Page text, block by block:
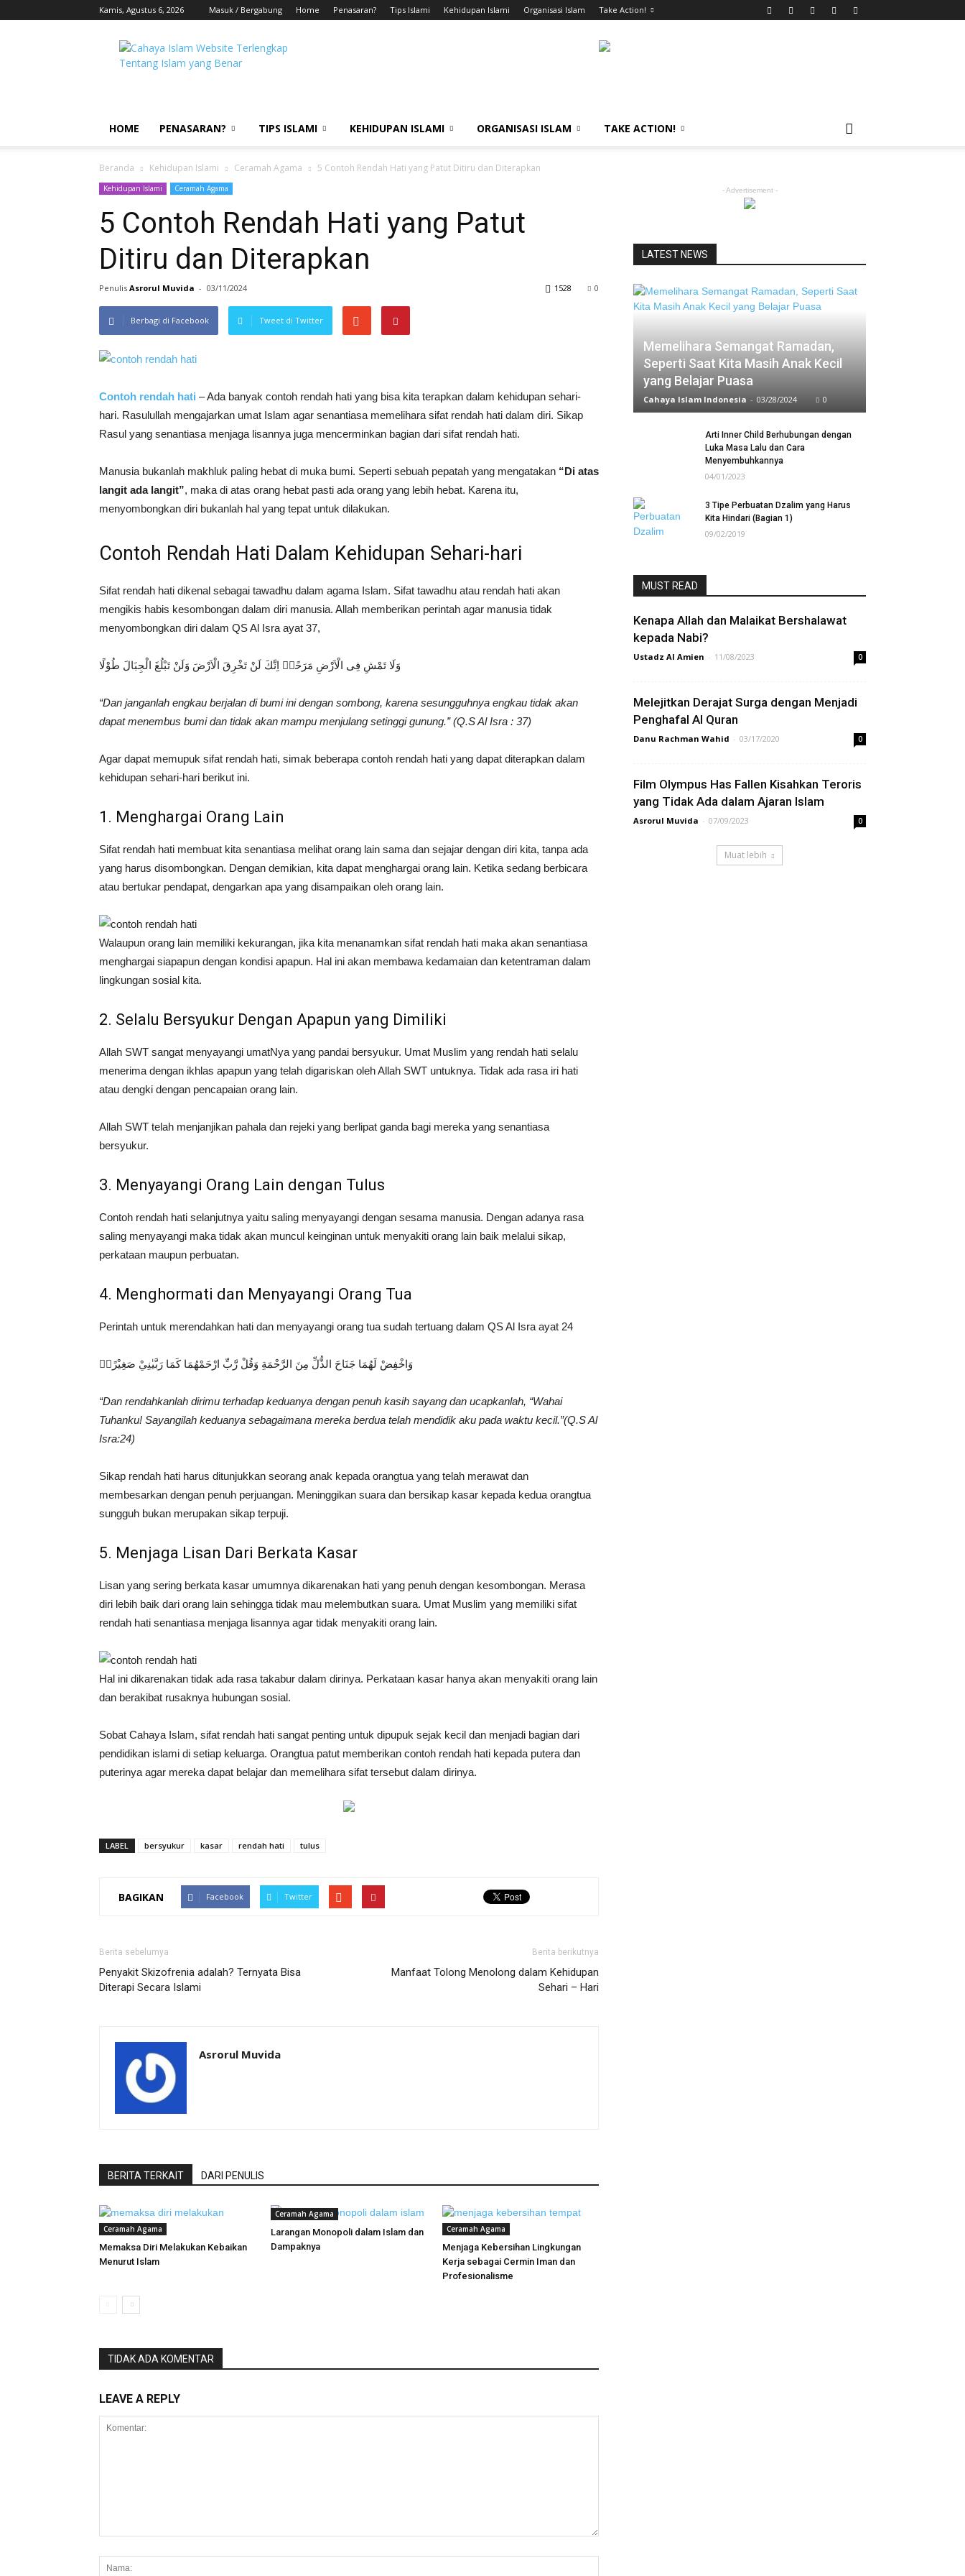
Kamis, Agustus 6, 2026 Masuk / Bergabung Home Penasaran? Tips Islami Kehidupan Islami Organisasi Islam Take Action!
HOME PENASARAN? TIPS ISLAMI KEHIDUPAN ISLAMI ORGANISASI ISLAM TAKE ACTION!
Beranda Kehidupan Islami Ceramah Agama 5 Contoh Rendah Hati yang Patut Ditiru dan Diterapkan
Kehidupan Islami Ceramah Agama
5 Contoh Rendah Hati yang Patut
Ditiru dan Diterapkan
Penulis Asrorul Muvida - 03/11/2024 0
1528
Berbagi di Facebook Tweet di Twitter
Contoh rendah hati – Ada banyak contoh rendah hati yang bisa kita terapkan dalam kehidupan sehari-
hari. Rasulullah mengajarkan umat Islam agar senantiasa memelihara sifat rendah hati dalam diri. Sikap
Rasul yang senantiasa menjaga lisannya juga mencerminkan bagian dari sifat rendah hati.
Manusia bukanlah makhluk paling hebat di muka bumi. Seperti sebuah pepatah yang mengatakan “Di atas
langit ada langit”, maka di atas orang hebat pasti ada orang yang lebih hebat. Karena itu,
menyombongkan diri bukanlah hal yang tepat untuk dilakukan.
Contoh Rendah Hati Dalam Kehidupan Sehari-hari
Sifat rendah hati dikenal sebagai tawadhu dalam agama Islam. Sifat tawadhu atau rendah hati akan
mengikis habis kesombongan dalam diri manusia. Allah memberikan perintah agar manusia tidak
menyombongkan diri dalam QS Al Isra ayat 37,
وَلَا تَمْشِ فِى الْاَرْضِ مَرَحًاۚ اِنَّكَ لَنْ تَخْرِقَ الْاَرْضَ وَلَنْ تَبْلُغَ الْجِبَالَ طُوْلًا
“Dan janganlah engkau berjalan di bumi ini dengan sombong, karena sesungguhnya engkau tidak akan
dapat menembus bumi dan tidak akan mampu menjulang setinggi gunung.” (Q.S Al Isra : 37)
Agar dapat memupuk sifat rendah hati, simak beberapa contoh rendah hati yang dapat diterapkan dalam
kehidupan sehari-hari berikut ini.
1. Menghargai Orang Lain
Sifat rendah hati membuat kita senantiasa melihat orang lain sama dan sejajar dengan diri kita, tanpa ada
yang harus disombongkan. Dengan demikian, kita dapat menghargai orang lain. Ketika sedang berbicara
atau bertukar pendapat, dengarkan apa yang disampaikan oleh orang lain.
Walaupun orang lain memiliki kekurangan, jika kita menanamkan sifat rendah hati maka akan senantiasa
menghargai siapapun dengan kondisi apapun. Hal ini akan membawa kedamaian dan ketentraman dalam
lingkungan sosial kita.
2. Selalu Bersyukur Dengan Apapun yang Dimiliki
Allah SWT sangat menyayangi umatNya yang pandai bersyukur. Umat Muslim yang rendah hati selalu
menerima dengan ikhlas apapun yang telah digariskan oleh Allah SWT untuknya. Tidak ada rasa iri hati
atau dengki dengan pencapaian orang lain.
Allah SWT telah menjanjikan pahala dan rejeki yang berlipat ganda bagi mereka yang senantiasa
bersyukur.
3. Menyayangi Orang Lain dengan Tulus
Contoh rendah hati selanjutnya yaitu saling menyayangi dengan sesama manusia. Dengan adanya rasa
saling menyayangi maka tidak akan muncul keinginan untuk menyakiti orang lain baik melalui sikap,
perkataan maupun perbuatan.
4. Menghormati dan Menyayangi Orang Tua
Perintah untuk merendahkan hati dan menyayangi orang tua sudah tertuang dalam QS Al Isra ayat 24
وَاخْفِضْ لَهُمَا جَنَاحَ الذُّلِّ مِنَ الرَّحْمَةِ وَقُلْ رَّبِّ ارْحَمْهُمَا كَمَا رَبَّيٰنِيْ صَغِيْرًاۗ
“Dan rendahkanlah dirimu terhadap keduanya dengan penuh kasih sayang dan ucapkanlah, “Wahai
Tuhanku! Sayangilah keduanya sebagaimana mereka berdua telah mendidik aku pada waktu kecil.”(Q.S Al
Isra:24)
Sikap rendah hati harus ditunjukkan seorang anak kepada orangtua yang telah merawat dan
membesarkan dengan penuh perjuangan. Meninggikan suara dan bersikap kasar kepada kedua orangtua
sungguh bukan merupakan sikap terpuji.
5. Menjaga Lisan Dari Berkata Kasar
Lisan yang sering berkata kasar umumnya dikarenakan hati yang penuh dengan kesombongan. Merasa
diri lebih baik dari orang lain sehingga tidak mau melembutkan suara. Umat Muslim yang memiliki sifat
rendah hati senantiasa menjaga lisannya agar tidak menyakiti orang lain.
Hal ini dikarenakan tidak ada rasa takabur dalam dirinya. Perkataan kasar hanya akan menyakiti orang lain
dan berakibat rusaknya hubungan sosial.
Sobat Cahaya Islam, sifat rendah hati sangat penting untuk dipupuk sejak kecil dan menjadi bagian dari
pendidikan islami di setiap keluarga. Orangtua patut memberikan contoh rendah hati kepada putera dan
puterinya agar mereka dapat belajar dan memelihara sifat tersebut dalam dirinya.
LABEL bersyukur kasar rendah hati tulus
BAGIKAN Facebook Twitter
Berita sebelumya
Penyakit Skizofrenia adalah? Ternyata Bisa
Diterapi Secara Islami
Berita berikutnya
Manfaat Tolong Menolong dalam Kehidupan
Sehari – Hari
Asrorul Muvida
BERITA TERKAIT DARI PENULIS
Ceramah Agama
Memaksa Diri Melakukan Kebaikan
Menurut Islam
Ceramah Agama
Larangan Monopoli dalam Islam dan
Dampaknya
Ceramah Agama
Menjaga Kebersihan Lingkungan
Kerja sebagai Cermin Iman dan
Profesionalisme
TIDAK ADA KOMENTAR
LEAVE A REPLY
- Advertisement -
LATEST NEWS
Memelihara Semangat Ramadan,
Seperti Saat Kita Masih Anak Kecil
yang Belajar Puasa
Cahaya Islam Indonesia - 03/28/2024 0
Arti Inner Child Berhubungan dengan
Luka Masa Lalu dan Cara
Menyembuhkannya
04/01/2023
3 Tipe Perbuatan Dzalim yang Harus
Kita Hindari (Bagian 1)
09/02/2019
MUST READ
Kenapa Allah dan Malaikat Bershalawat
kepada Nabi?
Ustadz Al Amien - 11/08/2023 0
Melejitkan Derajat Surga dengan Menjadi
Penghafal Al Quran
Danu Rachman Wahid - 03/17/2020 0
Film Olympus Has Fallen Kisahkan Teroris
yang Tidak Ada dalam Ajaran Islam
Asrorul Muvida - 07/09/2023 0
Muat lebih